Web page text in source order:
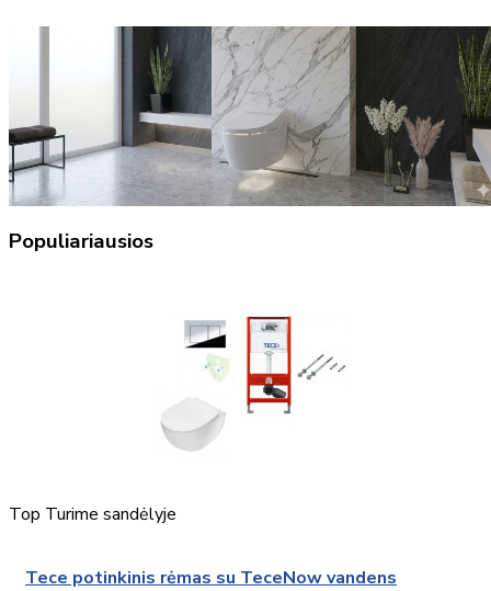
Populiariausios
Top Turime sandėlyje
Tece potinkinis rėmas su TeceNow vandens